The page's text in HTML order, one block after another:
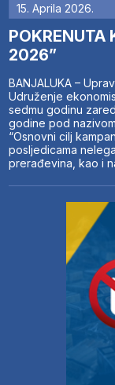
15. Aprila 2026.
POKRENUTA
2026”
BANJALUKA –
Udruženje
sedmu godinu
godine pod
“Osnovni cilj
posljedicama
prerađevina, kao i